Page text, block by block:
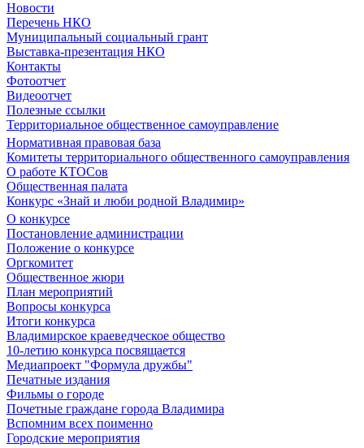
Новости
Перечень НКО
Муниципальный социальный грант
Выставка-презентация НКО
Контакты
Фотоотчет
Видеоотчет
Полезные ссылки
Территориальное общественное самоуправление
Нормативная правовая база
Комитеты территориального общественного самоуправления
О работе КТОСов
Общественная палата
Конкурс «Знай и люби родной Владимир»
О конкурсе
Постановление администрации
Положение о конкурсе
Оргкомитет
Общественное жюри
План мероприятий
Вопросы конкурса
Итоги конкурса
Владимирское краеведческое общество
10-летию конкурса посвящается
Медиапроект "Формула дружбы"
Печатные издания
Фильмы о городе
Почетные граждане города Владимира
Вспомним всех поименно
Городские мероприятия